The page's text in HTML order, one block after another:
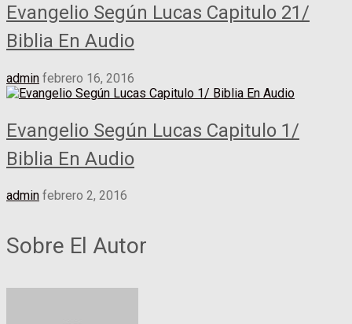
Evangelio Según Lucas Capitulo 21/
Biblia En Audio
admin febrero 16, 2016
Evangelio Según Lucas Capitulo 1/
Biblia En Audio
admin febrero 2, 2016
Sobre El Autor